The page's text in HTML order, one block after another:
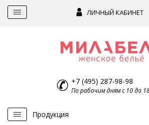
ЛИЧНЫЙ КАБИНЕТ
+7 (495) 287-98-98
По рабочим дням с 10 до
Продукция